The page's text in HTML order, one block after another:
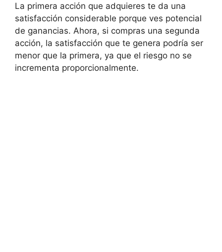
La ⁤primera​ acción ​que adquieres te da una
satisfacción ‍considerable porque ves potencial
de ganancias. Ahora, si compras una segunda
acción, la satisfacción que te genera podría ser
menor que la primera, ya que el riesgo no se
incrementa proporcionalmente.